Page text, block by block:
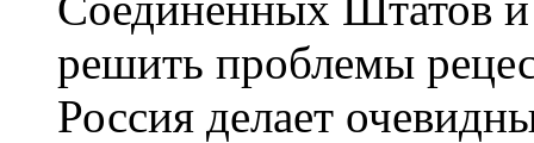
решить проблемы
Россия делает